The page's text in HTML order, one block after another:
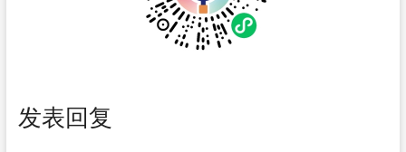
发表回复